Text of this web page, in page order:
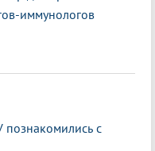
иммунологов
с